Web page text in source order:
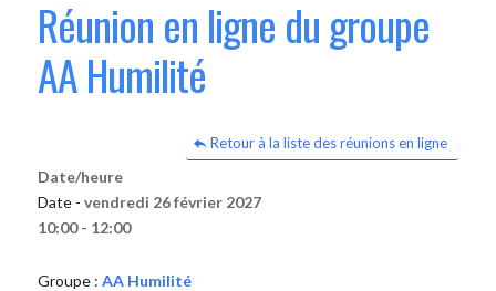
Réunion en ligne du groupe
AA Humilité
Retour à la liste des réunions en ligne
Date/heure
Date - vendredi 26 février 2027
10:00 - 12:00
Groupe : AA Humilité